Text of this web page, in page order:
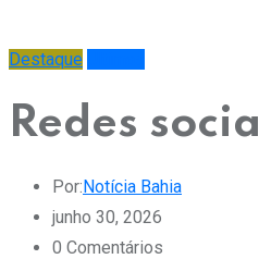
Destaque
Redes
Por:Notícia Bahia
junho 30, 2026
0 Comentários